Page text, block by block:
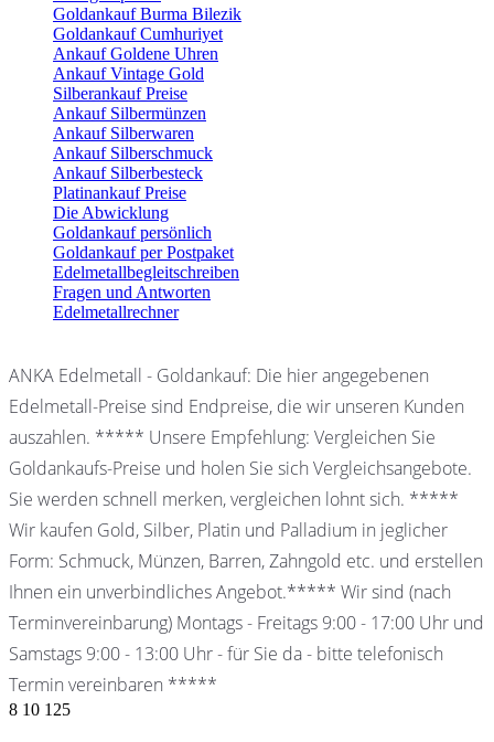
Goldankauf Burma Bilezik
Goldankauf Cumhuriyet
Ankauf Goldene Uhren
Ankauf Vintage Gold
Silberankauf Preise
Ankauf Silbermünzen
Ankauf Silberwaren
Ankauf Silberschmuck
Ankauf Silberbesteck
Platinankauf Preise
Die Abwicklung
Goldankauf persönlich
Goldankauf per Postpaket
Edelmetallbegleitschreiben
Fragen und Antworten
Edelmetallrechner
ANKA Edelmetall - Goldankauf: Die hier angegebenen
Edelmetall-Preise sind Endpreise, die wir unseren Kunden
auszahlen. ***** Unsere Empfehlung: Vergleichen Sie
Goldankaufs-Preise und holen Sie sich Vergleichsangebote.
Sie werden schnell merken, vergleichen lohnt sich. *****
Wir kaufen Gold, Silber, Platin und Palladium in jeglicher
Form: Schmuck, Münzen, Barren, Zahngold etc. und erstellen
Ihnen ein unverbindliches Angebot.***** Wir sind (nach
Terminvereinbarung) Montags - Freitags 9:00 - 17:00 Uhr und
Samstags 9:00 - 13:00 Uhr - für Sie da - bitte telefonisch
Termin vereinbaren *****
8 10 125